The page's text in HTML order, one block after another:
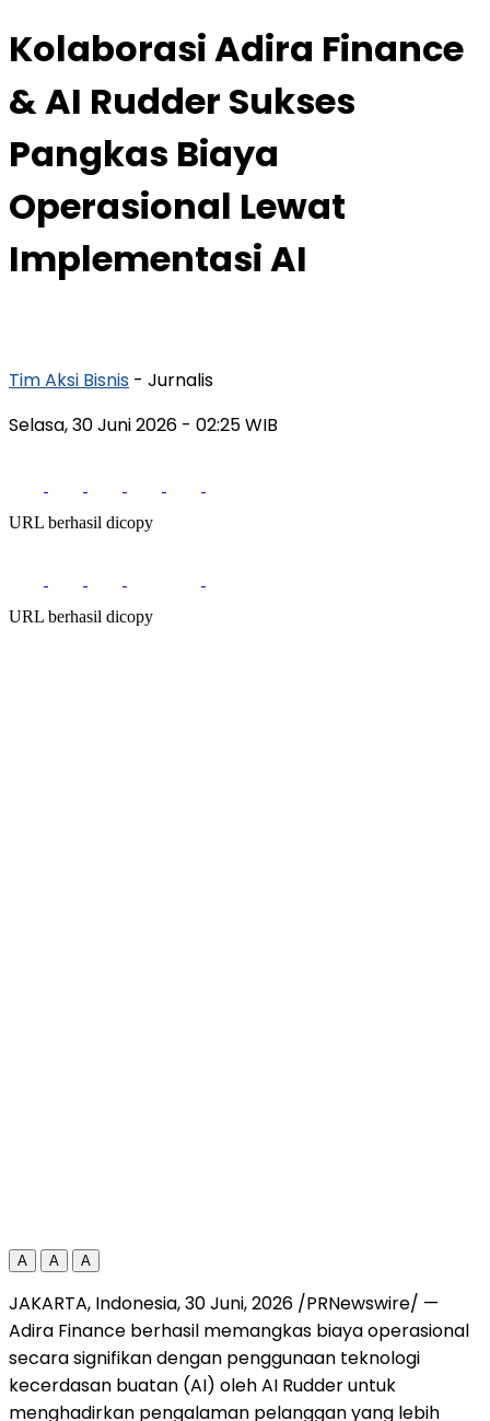
Kolaborasi Adira Finance
& AI Rudder Sukses
Pangkas Biaya
Operasional Lewat
Implementasi AI
Tim Aksi Bisnis - Jurnalis
Selasa, 30 Juni 2026 - 02:25 WIB
URL berhasil dicopy
URL berhasil dicopy
A A A
JAKARTA, Indonesia,30 Juni, 2026 /PRNewswire/ —
Adira Finance berhasil memangkas biaya operasional
secara signifikan dengan penggunaan teknologi
kecerdasan buatan (AI) oleh AI Rudder untuk
menghadirkan pengalaman pelanggan yang lebih